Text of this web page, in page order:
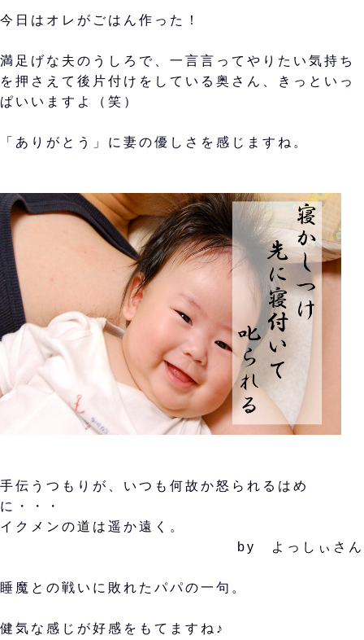
今日はオレがごはん作った！
満足げな夫のうしろで、一言言ってやりたい気持ち
を押さえて後片付けをしている奥さん、きっといっ
ぱいいますよ（笑）
「ありがとう」に妻の優しさを感じますね。
手伝うつもりが、いつも何故か怒られるはめ
に・・・
イクメンの道は遥か遠く。
by よっしぃさん
睡魔との戦いに敗れたパパの一句。
健気な感じが好感をもてますね♪